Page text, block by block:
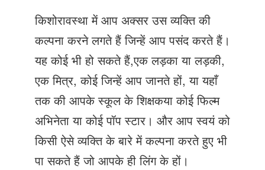
संपर्क करें
किशोरावस्था में आप अक्सर उस व्यक्ति की
कल्पना करने लगते हैं जिन्हें आप पसंद करते हैं।
यह कोई भी हो सकते हैं,एक लड़का या लड़की,
एक मित्र, कोई जिन्हें आप जानते हों, या यहाँ
तक की आपके स्कूल के शिक्षकया कोई फिल्म
अभिनेता या कोई पॉप स्टार। और आप स्वयं को
किसी ऐसे व्यक्ति के बारे में कल्पना करते हुए भी
पा सकते हैं जो आपके ही लिंग के हों।